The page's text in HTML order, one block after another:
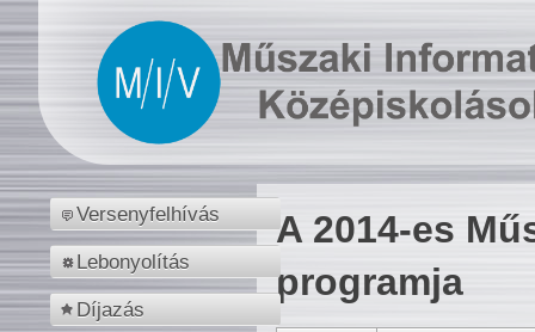
Versenyfelhívás
Lebonyolítás
Díjazás
A 2014-es
programja